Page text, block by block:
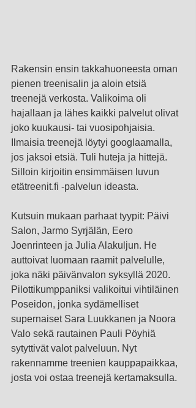
Rakensin ensin takkahuoneesta oman
pienen treenisalin ja aloin etsiä
treenejä verkosta. Valikoima oli
hajallaan ja lähes kaikki palvelut olivat
joko kuukausi- tai vuosipohjaisia.
Ilmaisia treenejä löytyi googlaamalla,
jos jaksoi etsiä. Tuli huteja ja hittejä.
Silloin kirjoitin ensimmäisen luvun
etätreenit.fi -palvelun ideasta.
Kutsuin mukaan parhaat tyypit: Päivi
Salon, Jarmo Syrjälän, Eero
Joenrinteen ja Julia Alakuljun. He
auttoivat luomaan raamit palvelulle,
joka näki päivänvalon syksyllä 2020.
Pilottikumppaniksi valikoitui vihtiläinen
Poseidon, jonka sydämelliset
supernaiset Sara Luukkanen ja Noora
Valo sekä rautainen Pauli Pöyhiä
sytyttivät valot palveluun. Nyt
rakennamme treenien kauppapaikkaa,
josta voi ostaa treenejä kertamaksulla.